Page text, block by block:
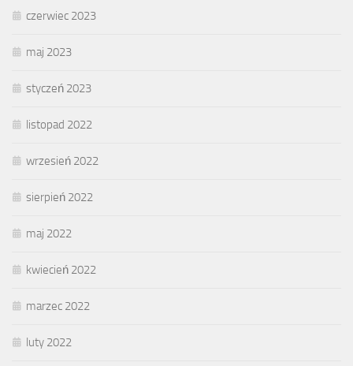
czerwiec 2023
maj 2023
styczeń 2023
listopad 2022
wrzesień 2022
sierpień 2022
maj 2022
kwiecień 2022
marzec 2022
luty 2022